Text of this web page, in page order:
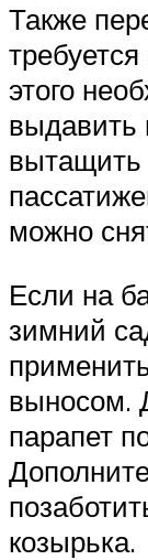
Также
этого
выдавить
можно
Если на
зимний
выносом.
парапет
козырька.